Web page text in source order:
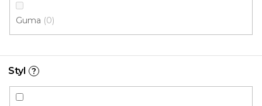
Guma 0
Styl ?
545 Kč